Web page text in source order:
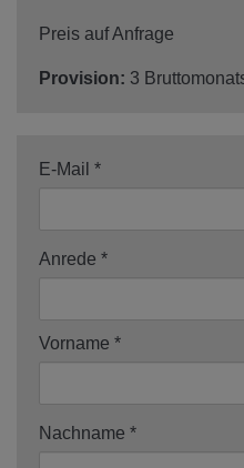
Preis auf Anfrage
Provision: 3
E-Mail
Anrede
Vorname
Nachname